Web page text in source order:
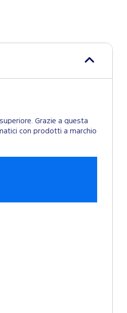
Grazie a questa
con prodotti a marchio